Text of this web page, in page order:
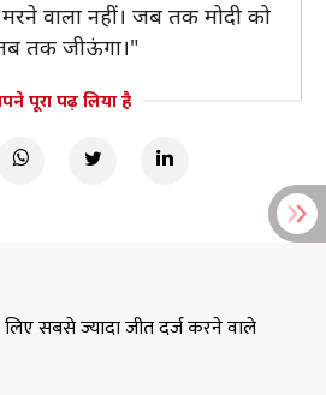
वाला नहीं। जब तक मोदी को
तक जीऊंगा।"
पूरा पढ़ लिया है
सबसे ज्यादा जीत दर्ज करने वाले